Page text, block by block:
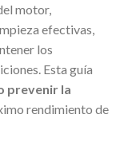
motor,
efectivas,
los
Esta guía
prevenir la
rendimiento de